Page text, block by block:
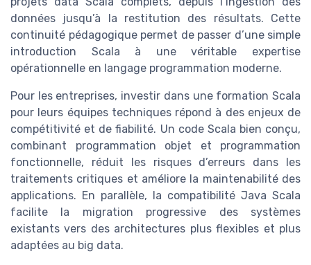
données jusqu’à la restitution des résultats. Cette
continuité pédagogique permet de passer d’une simple
introduction Scala à une véritable expertise
opérationnelle en langage programmation moderne.
Pour les entreprises, investir dans une formation Scala
pour leurs équipes techniques répond à des enjeux de
compétitivité et de fiabilité. Un code Scala bien conçu,
combinant programmation objet et programmation
fonctionnelle, réduit les risques d’erreurs dans les
traitements critiques et améliore la maintenabilité des
applications. En parallèle, la compatibilité Java Scala
facilite la migration progressive des systèmes
existants vers des architectures plus flexibles et plus
adaptées au big data.